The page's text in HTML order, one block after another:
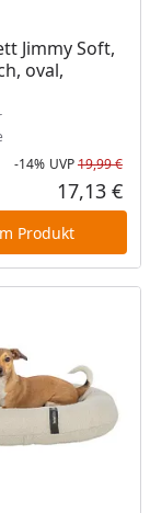
Jimmy Soft,
oval,
Lager
-14% UVP19,99 €
17,13 €
Produkt